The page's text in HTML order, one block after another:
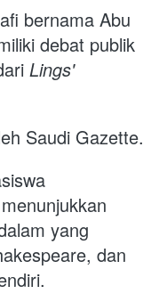
bernama Abu
debat publik
Lings'
Saudi Gazette.
yang
dan